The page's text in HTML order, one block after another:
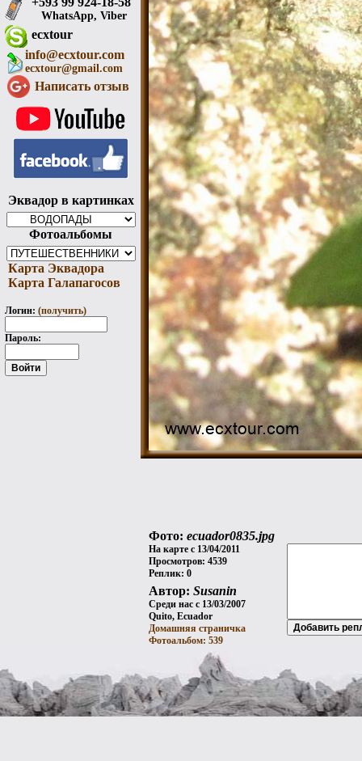
WhatsApp, Viber
ecxtour
info@ecxtour.com
ecxtour@gmail.com
Написать отзыв
Эквадор в картинках
Фотоальбомы
Карта Эквадора
Карта Галапагосов
Логин: (получить)
Пароль:
Фото: ecuador0835.jpg
На карте с 13/04/2011
Просмотров: 4539
Реплик: 0
Автор: Susanin
Среди нас с 13/03/2007
Quito, Ecuador
Домашняя страничка
Фотоальбом: 539